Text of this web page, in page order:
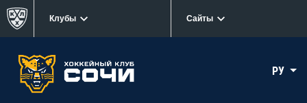
Клубы Сайты
РУ